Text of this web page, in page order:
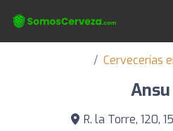
Cervecerías
R. la Torre, 120,